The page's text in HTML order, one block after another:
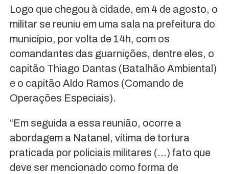
Logo que chegou à cidade, em 4 de agosto, o
militar se reuniu em uma sala na prefeitura do
município, por volta de 14h, com os
comandantes das guarnições, dentre eles, o
capitão Thiago Dantas (Batalhão Ambiental)
e o capitão Aldo Ramos (Comando de
Operações Especiais).
“Em seguida a essa reunião, ocorre a
abordagem a Natanel, vítima de tortura
praticada por policiais militares (…) fato que
deve ser mencionado como forma de